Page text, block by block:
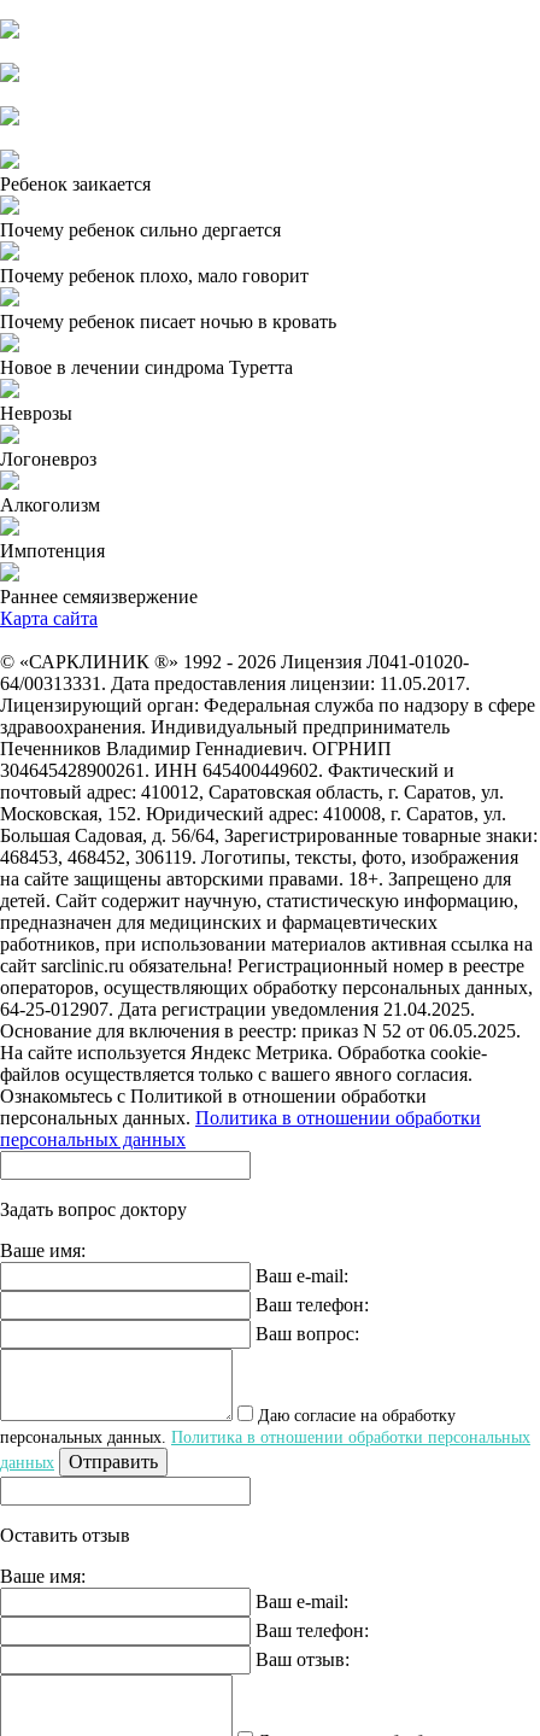
Ребенок заикается
Почему ребенок сильно дергается
Почему ребенок плохо, мало говорит
Почему ребенок писает ночью в кровать
Новое в лечении синдрома Туретта
Неврозы
Логоневроз
Алкоголизм
Импотенция
Раннее семяизвержение
Карта сайта
© «САРКЛИНИК ®» 1992 - 2026 Лицензия Л041-01020-
64/00313331. Дата предоставления лицензии: 11.05.2017.
Лицензирующий орган: Федеральная служба по надзору в сфере
здравоохранения. Индивидуальный предприниматель
Печенников Владимир Геннадиевич. ОГРНИП
304645428900261. ИНН 645400449602. Фактический и
почтовый адрес: 410012, Саратовская область, г. Саратов, ул.
Московская, 152. Юридический адрес: 410008, г. Саратов, ул.
Большая Садовая, д. 56/64, Зарегистрированные товарные знаки:
468453, 468452, 306119. Логотипы, тексты, фото, изображения
на сайте защищены авторскими правами. 18+. Запрещено для
детей. Сайт содержит научную, статистическую информацию,
предназначен для медицинских и фармацевтических
работников, при использовании материалов активная ссылка на
сайт sarclinic.ru обязательна! Регистрационный номер в реестре
операторов, осуществляющих обработку персональных данных,
64-25-012907. Дата регистрации уведомления 21.04.2025.
Основание для включения в реестр: приказ N 52 от 06.05.2025.
На сайте используется Яндекс Метрика. Обработка cookie-
файлов осуществляется только с вашего явного согласия.
Ознакомьтесь с Политикой в отношении обработки
персональных данных. Политика в отношении обработки
персональных данных
Задать вопрос доктору
Ваше имя:
Ваш e-mail:
Ваш телефон:
Ваш вопрос:
Даю согласие на обработку
персональных данных. Политика в отношении обработки персональных
данных
Отправить
Оставить отзыв
Ваше имя:
Ваш e-mail:
Ваш телефон:
Ваш отзыв: